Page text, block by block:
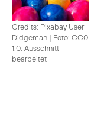
Credits: Pixabay User
Didgeman | Foto: CC0
1.0, Ausschnitt
bearbeitet